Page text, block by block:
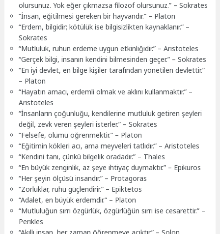
olursunuz. Yok eğer çıkmazsa filozof olursunuz.” – Sokrates
“İnsan, eğitilmesi gereken bir hayvandır.” – Platon
“Erdem, bilgidir; kötülük ise bilgisizlikten kaynaklanır.” –
Sokrates
“Mutluluk, ruhun erdeme uygun etkinliğidir.” – Aristoteles
“Gerçek bilgi, insanın kendini bilmesinden geçer.” – Sokrates
“En iyi devlet, en bilge kişiler tarafından yönetilen devlettir.”
– Platon
“Hayatın amacı, erdemli olmak ve aklını kullanmaktır.” –
Aristoteles
“İnsanların çoğunluğu, kendilerine mutluluk getiren şeyleri
değil, zevk veren şeyleri isterler.” – Sokrates
“Felsefe, ölümü öğrenmektir.” – Platon
“Eğitimin kökleri acı, ama meyveleri tatlıdır.” – Aristoteles
“Kendini tanı, çünkü bilgelik oradadır.” – Thales
“En büyük zenginlik, az şeye ihtiyaç duymaktır.” – Epikuros
“Her şeyin ölçüsü insandır.” – Protagoras
“Zorluklar, ruhu güçlendirir.” – Epiktetos
“Adalet, en büyük erdemdir.” – Platon
“Mutluluğun sırrı özgürlük, özgürlüğün sırrı ise cesarettir.” –
Perikles